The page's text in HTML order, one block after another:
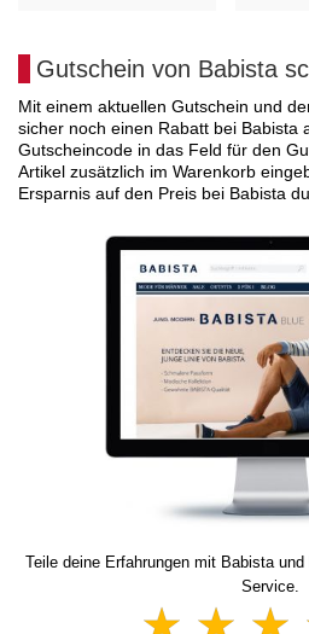
Gutschein von Babista
Mit einem aktuellen Gutschein und
sicher noch einen Rabatt bei Babista
Gutscheincode in das Feld für den
Artikel zusätzlich im Warenkorb
Ersparnis auf den Preis bei Babista
Teile deine Erfahrungen mit Babista
Service.